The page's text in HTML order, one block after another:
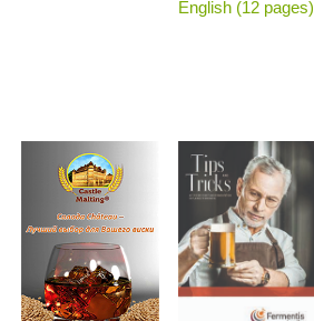
English (12 pages)